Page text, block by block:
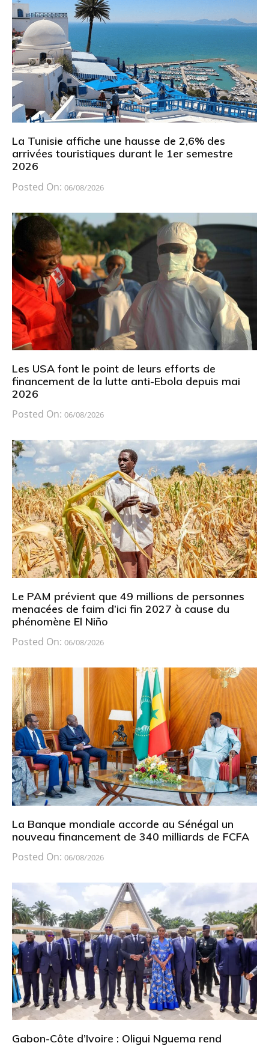
La Tunisie affiche une hausse de 2,6% des
arrivées touristiques durant le 1er semestre
2026
Posted On: 06/08/2026
Les USA font le point de leurs efforts de
financement de la lutte anti-Ebola depuis mai
2026
Posted On: 06/08/2026
Le PAM prévient que 49 millions de personnes
menacées de faim d’ici fin 2027 à cause du
phénomène El Niño
Posted On: 06/08/2026
La Banque mondiale accorde au Sénégal un
nouveau financement de 340 milliards de FCFA
Posted On: 06/08/2026
Gabon-Côte d’Ivoire : Oligui Nguema rend